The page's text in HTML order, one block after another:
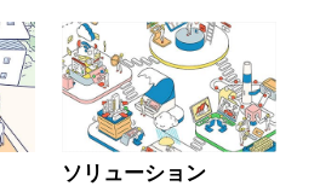
ソリューション